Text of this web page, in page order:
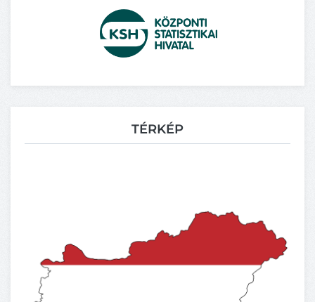
TÉRKÉP